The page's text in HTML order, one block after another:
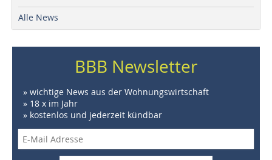
Alle News
BBB Newsletter
» wichtige News aus der Wohnungswirtschaft
» 18 x im Jahr
» kostenlos und jederzeit kündbar